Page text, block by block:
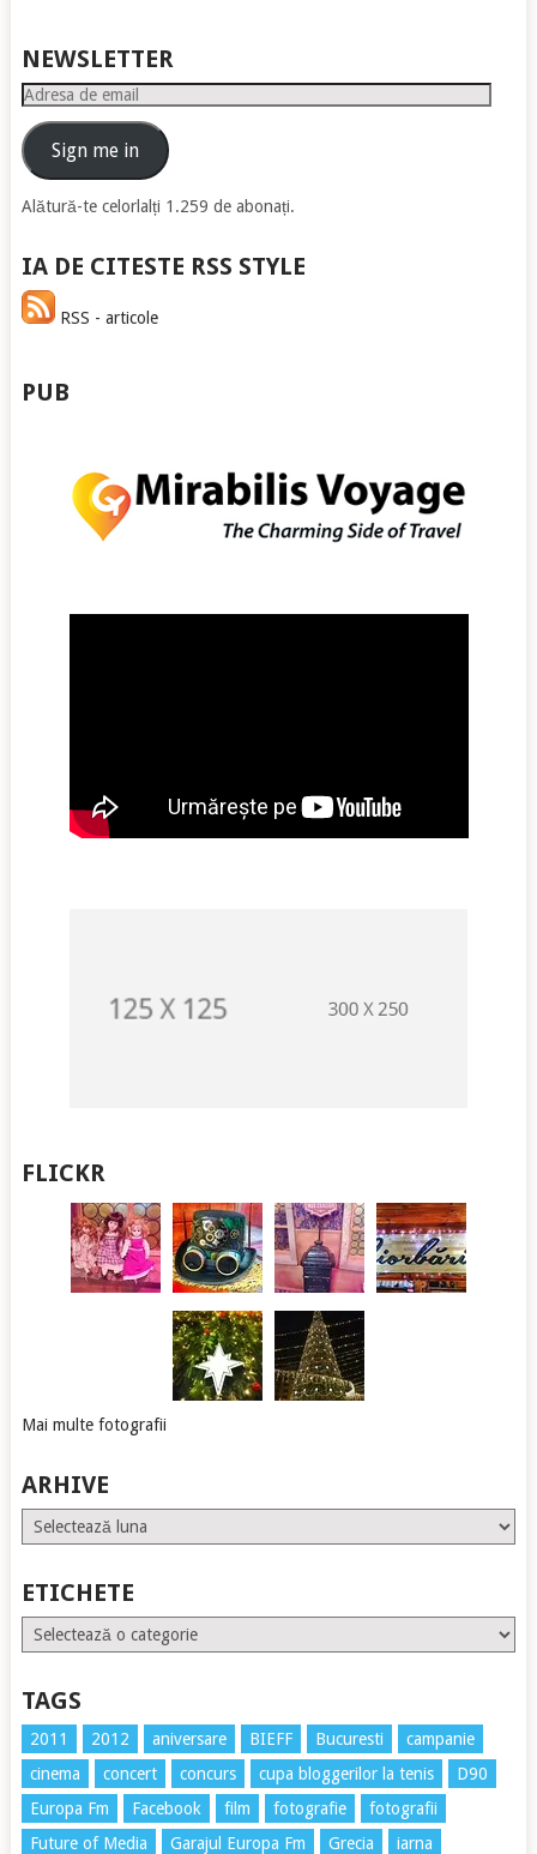
NEWSLETTER
Adresa
emailSign me in
Alătură-te celorlalți 1.259 de abonați.
IA DE CITESTE RSS STYLE
RSS - articole
PUB
FLICKR
Mai multe fotografii
ARHIVE
Arhive
ETICHETE
Etichete
TAGS
2011 2012 aniversare BIEFF Bucuresti
campanie
cinema
concert concurs cupa bloggerilor la tenis
D90
Europa Fm
Facebook film fotografie
fotografii
Future of Media
Garajul Europa Fm Grecia iarna